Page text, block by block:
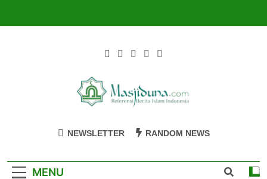
Masjiduna
NEWSLETTER RANDOM NEWS
MENU